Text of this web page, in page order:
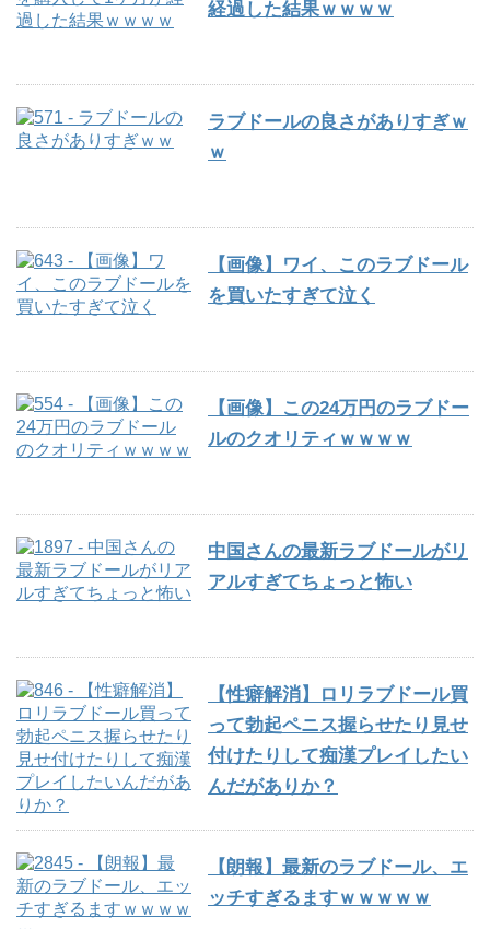
経過した結果ｗｗｗｗ
ラブドールの良さがありすぎｗ
ｗ
【画像】ワイ、このラブドール
を買いたすぎて泣く
【画像】この24万円のラブドー
ルのクオリティｗｗｗｗ
中国さんの最新ラブドールがリ
アルすぎてちょっと怖い
【性癖解消】ロリラブドール買
って勃起ペニス握らせたり見せ
付けたりして痴漢プレイしたい
んだがありか？
【朗報】最新のラブドール、エ
ッチすぎるますｗｗｗｗｗ